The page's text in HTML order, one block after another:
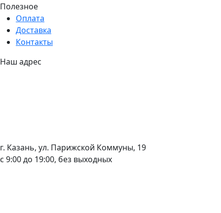
Полезное
Оплата
Доставка
Контакты
Наш адрес
г. Казань, ул. Парижской Коммуны, 19
с 9:00 до 19:00, без выходных